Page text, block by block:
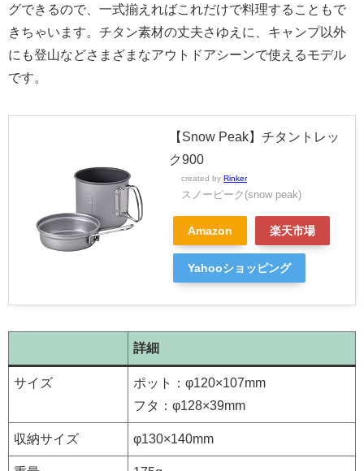
グできるので、一式揃えればこれだけで料理することもで
きちゃいます。チタン素材の丈夫さゆえに、キャンプ以外
にも登山などさまざまなアウトドアシーンで使えるモデル
です。
【Snow Peak】チタントレッ
ク900
created by Rinker
スノーピーク(snow peak)
Amazon 楽天市場
Yahooショッピング
詳細
サイズ
ポット：φ120×107mm
フタ：φ128×39mm
収納サイズ φ130×140mm